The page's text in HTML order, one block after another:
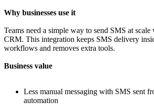
Why businesses use it
Teams need a simple way to send SMS at
CRM. This integration keeps SMS delivery
workflows and removes extra tools.
Business value
Less manual messaging with SMS sent
automation